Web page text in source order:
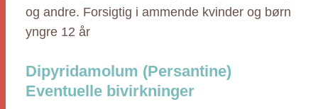
og andre. Forsigtig i ammende kvinder og børn
yngre 12 år
Dipyridamolum (Persantine)
Eventuelle bivirkninger